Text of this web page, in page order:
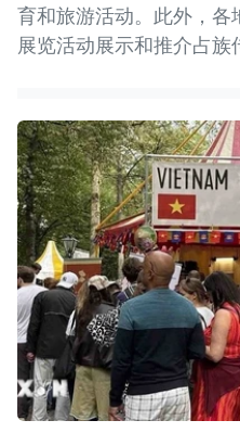
育和旅游活动。此外，
展览活动展示和推介占族